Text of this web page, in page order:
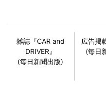
雑誌『CAR and
DRIVER』
(毎日新聞出版)
広告掲
(毎日